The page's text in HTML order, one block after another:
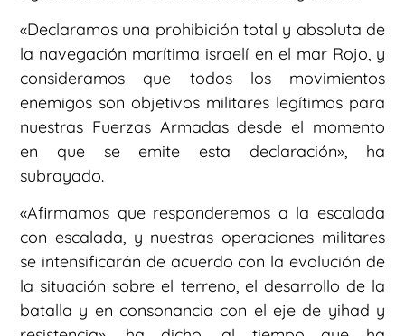
«Declaramos una prohibición total y absoluta de
la navegación marítima israelí en el mar Rojo, y
consideramos que todos los movimientos
enemigos son objetivos militares legítimos para
nuestras Fuerzas Armadas desde el momento
en que se emite esta declaración», ha
subrayado.
«Afirmamos que responderemos a la escalada
con escalada, y nuestras operaciones militares
se intensificarán de acuerdo con la evolución de
la situación sobre el terreno, el desarrollo de la
batalla y en consonancia con el eje de yihad y